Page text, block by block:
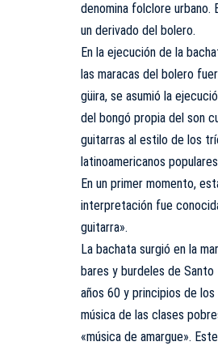
denomina folclore urbano.
un derivado del bolero.
En la ejecución de la
las maracas del bolero
güira, se asumió la
del bongó propia del son
guitarras al estilo de los
latinoamericanos
En un primer momento,
interpretación fue
guitarra».
La bachata surgió en la
bares y burdeles de Santo
años 60 y principios de
música de las clases
«música de amargue».